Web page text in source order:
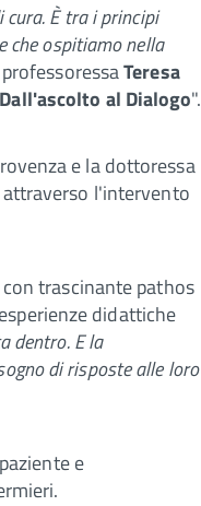
È tra i principi
che ospitiamo nella
professoressaTeresa
Dall'ascolto al Dialogo".
e la dottoressa
attraverso l'intervento
trascinante pathos
didattiche
dentro. E la
di risposte alle loro
e